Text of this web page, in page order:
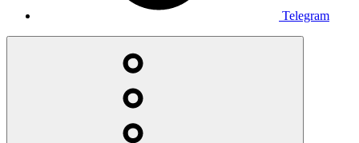
Telegram